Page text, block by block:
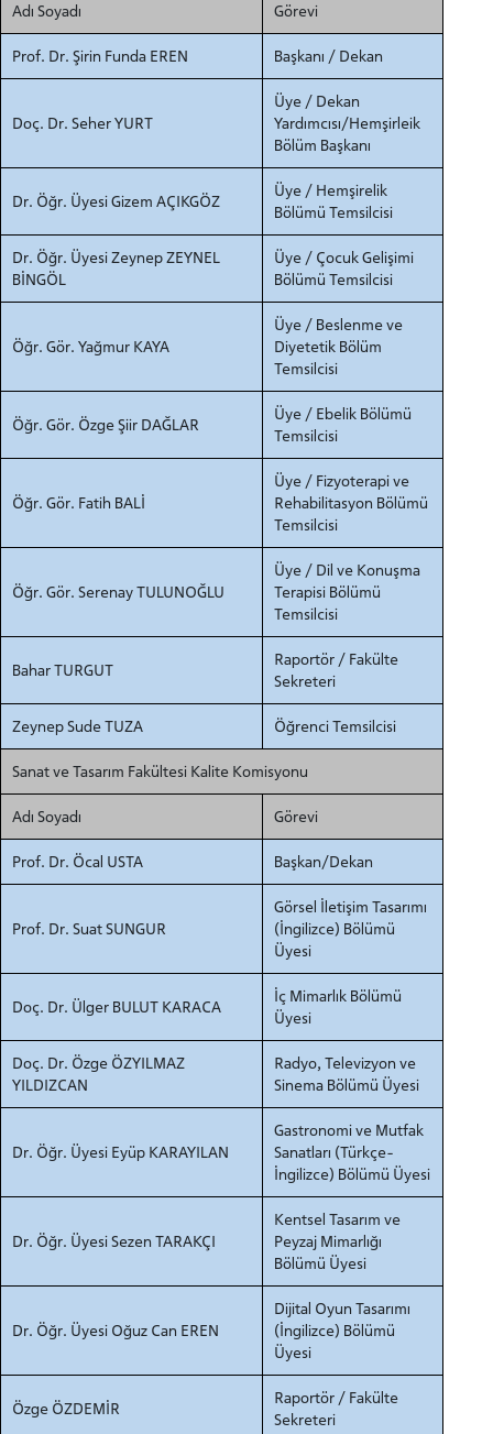
ADAY ÖĞRENCİ
Adı Soyadı Görevi
Prof. Dr. Şirin Funda EREN Başkanı / Dekan
Doç. Dr. Seher YURT
Üye / Dekan
Yardımcısı/Hemşirleik
Bölüm Başkanı
Dr. Öğr. Üyesi Gizem AÇIKGÖZ
Üye / Hemşirelik
Bölümü Temsilcisi
Dr. Öğr. Üyesi Zeynep ZEYNEL
BİNGÖL
Üye / Çocuk Gelişimi
Bölümü Temsilcisi
Öğr. Gör. Yağmur KAYA
Üye / Beslenme ve
Diyetetik Bölüm
Temsilcisi
Öğr. Gör. Özge Şiir DAĞLAR
Üye / Ebelik Bölümü
Temsilcisi
Öğr. Gör. Fatih BALİ
Üye / Fizyoterapi ve
Rehabilitasyon Bölümü
Temsilcisi
Öğr. Gör. Serenay TULUNOĞLU
Üye / Dil ve Konuşma
Terapisi Bölümü
Temsilcisi
Bahar TURGUT
Raportör / Fakülte
Sekreteri
Zeynep Sude TUZA Öğrenci Temsilcisi
Sanat ve Tasarım Fakültesi Kalite Komisyonu
Adı Soyadı Görevi
Prof. Dr. Öcal USTA Başkan/Dekan
Prof. Dr. Suat SUNGUR
Görsel İletişim Tasarımı
(İngilizce) Bölümü
Üyesi
Doç. Dr. Ülger BULUT KARACA
İç Mimarlık Bölümü
Üyesi
Doç. Dr. Özge ÖZYILMAZ
YILDIZCAN
Radyo, Televizyon ve
Sinema Bölümü Üyesi
Dr. Öğr. Üyesi Eyüp KARAYILAN
Gastronomi ve Mutfak
Sanatları (Türkçe-
İngilizce) Bölümü Üyesi
Dr. Öğr. Üyesi Sezen TARAKÇI
Kentsel Tasarım ve
Peyzaj Mimarlığı
Bölümü Üyesi
Dr. Öğr. Üyesi Oğuz Can EREN
Dijital Oyun Tasarımı
(İngilizce) Bölümü
Üyesi
Özge ÖZDEMİR
Raportör / Fakülte
Sekreteri